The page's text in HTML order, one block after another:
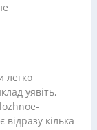
легко
уявіть,
кілька